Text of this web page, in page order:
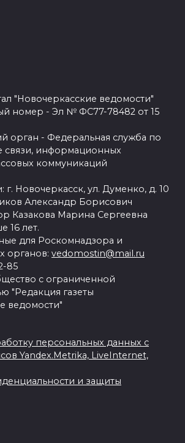
"Новочеркасские ведомости"
номер - Эл № ФС77-78482 от 15
орган - Федеральная служба по
связи, информационных
коммуникаций
Новочеркасск, ул. Думенко, д. 10
Александр Борисович
Казакова Марина Сергеевна
16 лет.
для Роскомнадзора и
органов: vedomostin@mail.ru
85
с ограниченной
"Редакция газеты
ведомости"
персональных данных с
Yandex.Metrika, LiveInternet,
и защиты